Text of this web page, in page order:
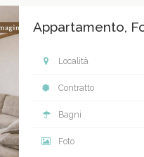
Appartamento,
Località
Contratto
Bagni
Foto